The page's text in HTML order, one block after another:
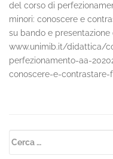
del corso di
minori: conoscere e
su bando e
www.unimib.it/didattica/
perfezionamento-aa-
conoscere-e-contrastare-
Sidebar